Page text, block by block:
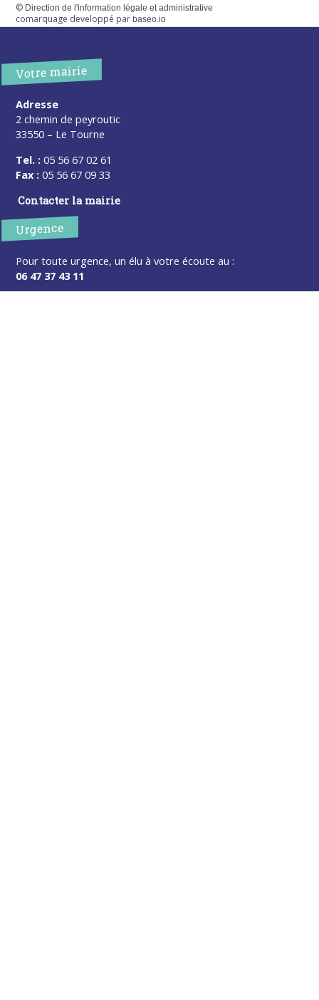
© Direction de l'information légale et administrative
comarquage developpé parbaseo.io
Votre mairie
Adresse
2 chemin de peyroutic
33550 – Le Tourne
Tel. : 05 56 67 02 61
Fax : 05 56 67 09 33
Contacter la mairie
Urgence
Pour toute urgence, un élu à votre écoute au :
06 47 37 43 11